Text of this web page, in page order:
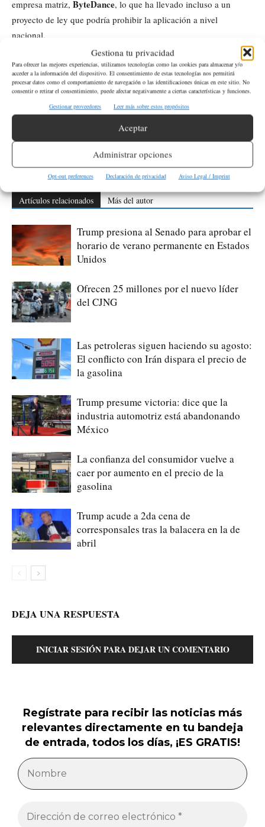
Gestiona tu privacidad
Para ofrecer las mejores experiencias, utilizamos tecnologías como las cookies para almacenar y/o
acceder a la información del dispositivo. El consentimiento de estas tecnologías nos permitirá
procesar datos como el comportamiento de navegación o las identificaciones únicas en este sitio. No
consentir o retirar el consentimiento, puede afectar negativamente a ciertas características y funciones.
Gestionar proveedores
Leer más sobre estos propósitos
Aceptar
Administrar opciones
Opt-out preferences Declaración de privacidad Aviso Legal / Imprint
empresa matriz, ByteDance, lo que ha llevado incluso a un
proyecto de ley que podría prohibir la aplicación a nivel
nacional.
ETIQUETAS Tecnología TikTok USA
Artículo anterior
Kennewick lanzan nuevo sitio
web para presentar denuncias en
Yakima causarán cierre total de
la vía por tres semanas
Artículos relacionados Más del autor
Trump presiona al Senado para aprobar el
horario de verano permanente en Estados
Unidos
Ofrecen 25 millones por el nuevo líder
del CJNG
Las petroleras siguen haciendo su agosto:
El conflicto con Irán dispara el precio de
la gasolina
Trump presume victoria: dice que la
industria automotriz está abandonando
México
La confianza del consumidor vuelve a
caer por aumento en el precio de la
gasolina
Trump acude a 2da cena de
corresponsales tras la balacera en la de
abril
DEJA UNA RESPUESTA
INICIAR SESIÓN PARA DEJAR UN COMENTARIO
Regístrate para recibir las noticias más
relevantes directamente en tu bandeja
de entrada, todos los días, ¡ES GRATIS!